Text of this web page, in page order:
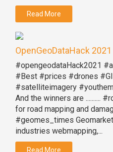
Read More
OpenGeoDataHack
#opengeodataHack2021
#Best #prices #drones
#satelliteimagery
And the winners are ..........
for road mapping and
#geomes_times
industries webmapping,...
Read More